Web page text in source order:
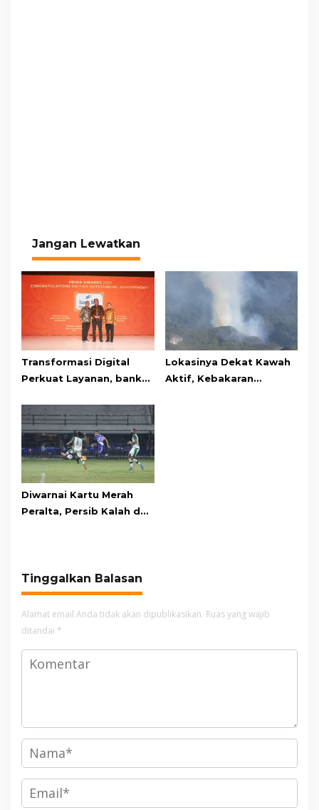
Jangan Lewatkan
Transformasi Digital
Perkuat Layanan, bank
Awards pada PRIMA
Awards 2026
Lokasinya Dekat Kawah
Aktif, Kebakaran
Diwarnai Kartu Merah
Peralta, Persib Kalah dari
Tinggalkan Balasan
Alamat email Anda tidak akan dipublikasikan. Ruas yang wajib
ditandai *